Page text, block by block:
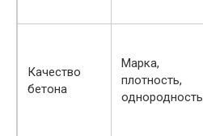
Качество
бетона
Марка,
плотность,
однородность